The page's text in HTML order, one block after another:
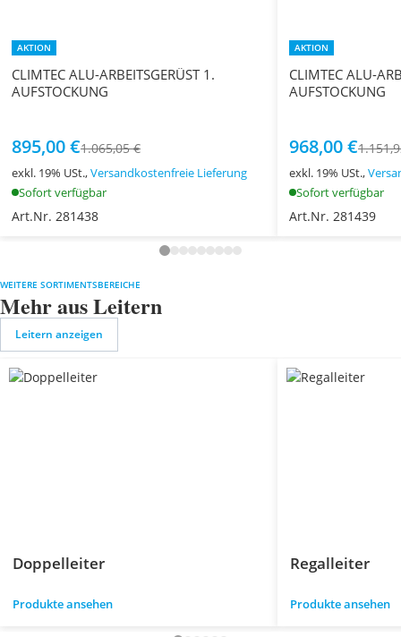
AKTION
CLIMTEC ALU-ARBEITSGERÜST 1.
AUFSTOCKUNG
895,00 €1.065,05 €
exkl. 19% USt.,Versandkostenfreie Lieferung
Sofort verfügbar
Art.Nr. 281438
AKTION
CLIMTEC ALU-
AUFSTOCKUNG
968,00 €
exkl. 19% USt.,
Sofort verfügbar
Art.Nr. 281439
WEITERE SORTIMENTSBEREICHE
Mehr aus Leitern
Leitern anzeigen
Doppelleiter
Produkte ansehen
Regalleiter
Produkte ansehen